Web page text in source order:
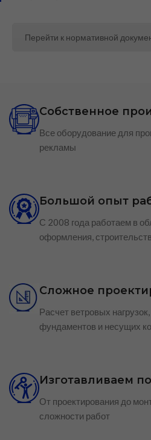
Перейти к нормативной
Собственное
Все оборудование для
рекламы
Большой опыт
С 2008 года работаем в
оформления,
Сложное
Расчет ветровых
фундаментов и несущих
Изготавливаем
От проектирования до
сложности работ